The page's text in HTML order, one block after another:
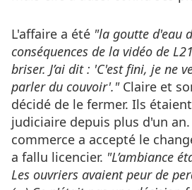
L'affaire a été "la goutte d'eau
conséquences de la vidéo de
briser. J’ai dit : 'C'est fini, je ne
parler du couvoir'." Claire et
décidé de le fermer. Ils
judiciaire depuis plus d'un
commerce a accepté le
a fallu licencier. "L’ambiance
Les ouvriers avaient peur de